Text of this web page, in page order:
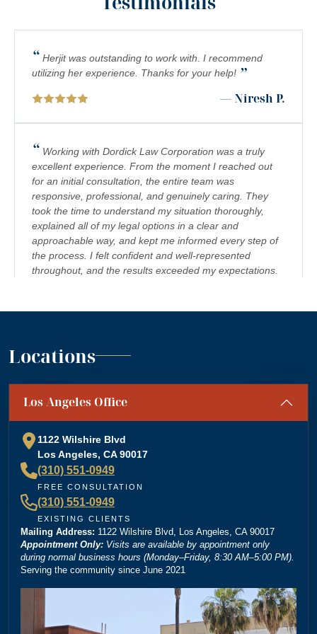
PREMISES LIABILITY
DROWNING
PEDESTRIAN ACCIDENTS
CHEMICAL EXPOSURE
COMPLEX REGIONAL PAIN SYNDROME (CRPS)
BIRTH INJURY
FETAL HYPOXIA
TRUCK/BIG RIG ACCIDENTS
“ Herjit was outstanding to work with. I recommend
utilizing her experience. Thanks for your help! ”
— Niresh P.
“ Working with Dordick Law Corporation was a truly
excellent experience. From the moment I reached out
for an initial consultation, the entire team was
responsive, professional, and genuinely caring. They
took the time to understand my situation thoroughly,
explained all of my legal options in a clear and
approachable way, and kept me informed every step of
the process. I felt confident and well-represented
throughout, and the results exceeded my expectations.
team you can trust, and I’m truly grateful for their
“Absolutely amazing firm! Mr. Dordick and his Team
are committed to advocating for their clients' rights. A
plays a big role in bringing justice to their cases! Keep
doing what you're doing and ensuring there is still
justice in the world!!! ”
“Brittney Ghadoushi at Dordick Law is very easy to
work with and really knows her stuff. She made the
whole process smooth and explained everything
clearly. You can tell she’s very knowledgeable about
the law, and I always felt like I was in good hands.
Highly recommend her and Dordick Law if you’re
looking for a personal injury lawyer.
Locations
Los Angeles Office
1122 Wilshire Blvd
Los Angeles, CA 90017
(310) 551-0949
FREE CONSULTATION
(310) 551-0949
EXISTING CLIENTS
Mailing Address: 1122 Wilshire Blvd, Los Angeles, CA 90017
Appointment Only: Visits are available by appointment only
during normal business hours (Monday–Friday, 8:30 AM–5:00 PM).
Serving the community since June 2021